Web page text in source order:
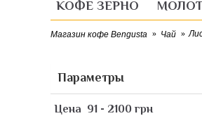
КОФЕ ЗЕРНО
Магазин кофе Bengusta Чай
Параметры
Цена 91 - 2100 грн